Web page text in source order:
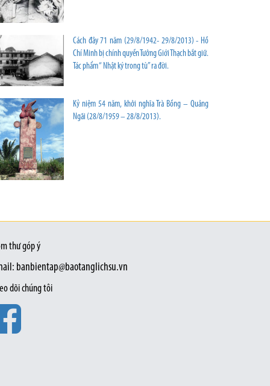
Cách đây 71 năm (29/8/1942- 29/8/2013) - Hồ
Chí Minh bị chính quyền Tưởng Giới Thạch bắt giữ.
Tác phẩm “ Nhật ký trong tù” ra đời.
Kỷ niệm 54 năm, khởi nghĩa Trà Bồng – Quảng
Ngãi (28/8/1959 – 28/8/2013).
thư góp ý
banbientap@baotanglichsu.vn
dõi chúng tôi